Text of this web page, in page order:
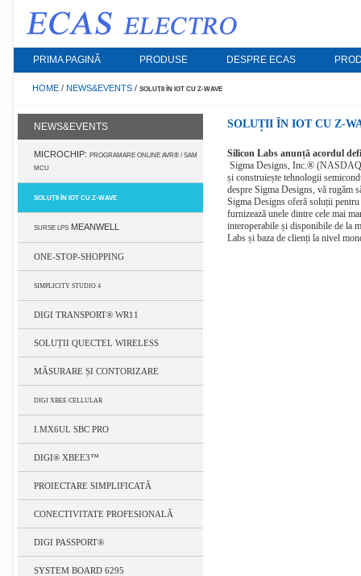
PRIMA PAGINĂ PRODUSE
ELECTROMECANICE
Rezistoare, Trimere, Potentiometre, Condensatoare
Bobine, Transformatoare, Cristale cuart, Rezonatoare
Sigurante, Comutatoare, Relee
Sonde de test, Pini de contact, Conectori, Blocuri
terminale
Cabluri, Placi de circuit imprimat, Carcase, Materiale
Electroacustice, Indicatoare luminoase
Incarcatoare,
Sisteme de
comunicatie
imprimare OEM
Literatura tehnica
Motoare &
DESPRE ECAS
HOME / NEWS&EVENTS / SOLUȚII ÎN IOT CU Z-WAVE
NEWS&EVENTS
MICROCHIP: PROGRAMARE ONLINE AVR® / SAM
MCU
SOLUȚII ÎN IOT CU Z-WAVE
SURSE LPS MEANWELL
ONE-STOP-SHOPPING
SIMPLICITY STUDIO 4
DIGI TRANSPORT® WR11
SOLUȚII QUECTEL WIRELESS
MĂSURARE ȘI CONTORIZARE
DIGI XBEE CELLULAR
I.MX6UL SBC PRO
DIGI® XBEE3™
PROIECTARE SIMPLIFICATĂ
CONECTIVITATE PROFESIONALĂ
DIGI PASSPORT®
SYSTEM BOARD 6295
SOLUȚII ÎN IOT CU Z-
Silicon Labs anunță acordul
Sigma Designs, Inc.® (NASDAQ:
și construiește tehnologii
despre Sigma Designs, vă rugăm
Sigma Designs oferă soluții
furnizează unele dintre cele mai
interoperabile și disponibile de la
Labs și baza de clienți la nivel